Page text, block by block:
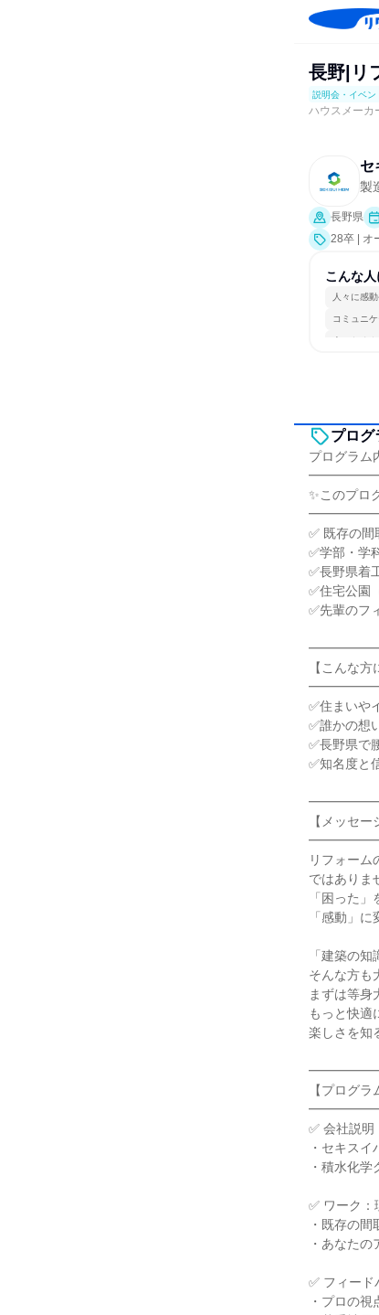
長野|リ
説明会・イベン
ハウスメーカ
セ
製
長野県
28卒 | オ
こんな
人々に感
コミュニ
人とたく
プログ
プログラム
✨このプロ
✅ 既存の
✅学部・学
✅長野県着
✅住宅公園
✅先輩のフ
【こんな方
✅住まいや
✅誰かの想
✅長野県で
✅知名度と
【メッセ
リフォーム
ではありま
「困った
「感動」に
「建築の
そんな方も
まずは等身
もっと快適
楽しさを知
【プログラ
✅ 会社説明
・セキス
・積水化
✅ ワーク：
・既存の間
・あなた
✅ フィード
・プロの視